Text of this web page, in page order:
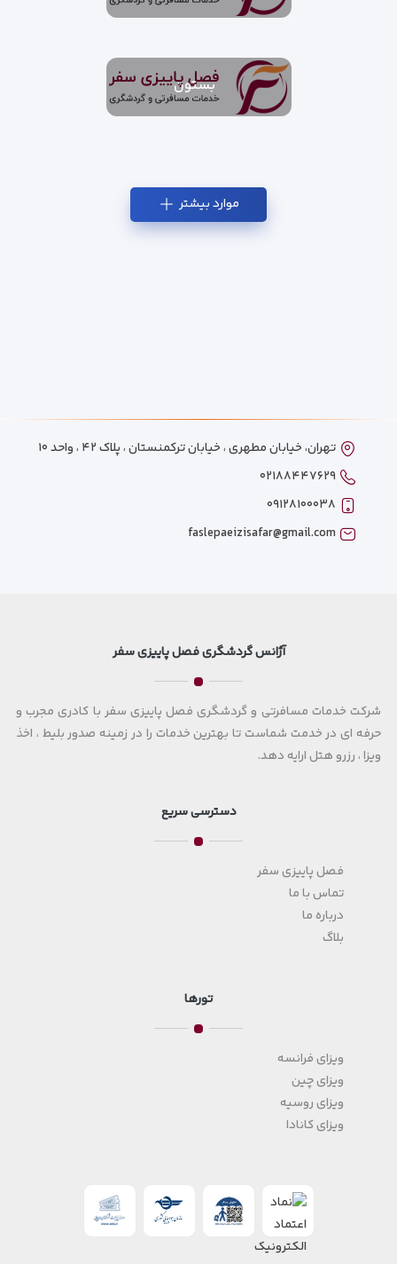
بستون
موارد بیشتر
تهران، خیابان مطهری ، خیابان ترکمنستان ، پلاک ۴۲ ، واحد ۱۰
۰۲۱۸۸۴۴۷۶۲۹
۰۹۱۲۸۱۰۰۰۳۸
faslepaeizisafar@gmail.com
آژانس گردشگری فصل پاییزی سفر
شرکت خدمات مسافرتی و گردشگری فصل پاییزی سفر با کادری مجرب و
حرفه ای در خدمت شماست تا بهترین خدمات را در زمینه صدور بلیط ، اخذ
ویزا ، رزرو هتل ارایه دهد.
دسترسی سریع
فصل پاییزی سفر
تماس با ما
درباره ما
بلاگ
تورها
ویزای فرانسه
ویزای چین
ویزای روسیه
ویزای کانادا